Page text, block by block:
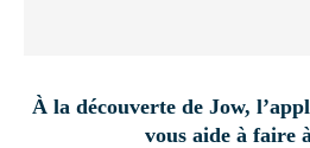
À la découverte de Jow,
vous aide à faire